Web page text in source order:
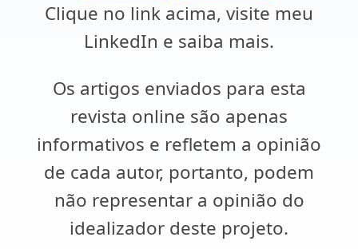
Clique no link acima, visite meu
LinkedIn e saiba mais.
Os artigos enviados para esta
revista online são apenas
informativos e refletem a opinião
de cada autor, portanto, podem
não representar a opinião do
idealizador deste projeto.